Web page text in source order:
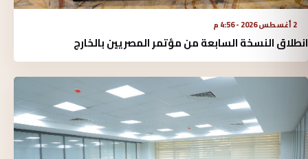
2 أغسطس 2026 - 4:56 م
انطلاق النسخة السابعة من مؤتمر المصريين بالخارج